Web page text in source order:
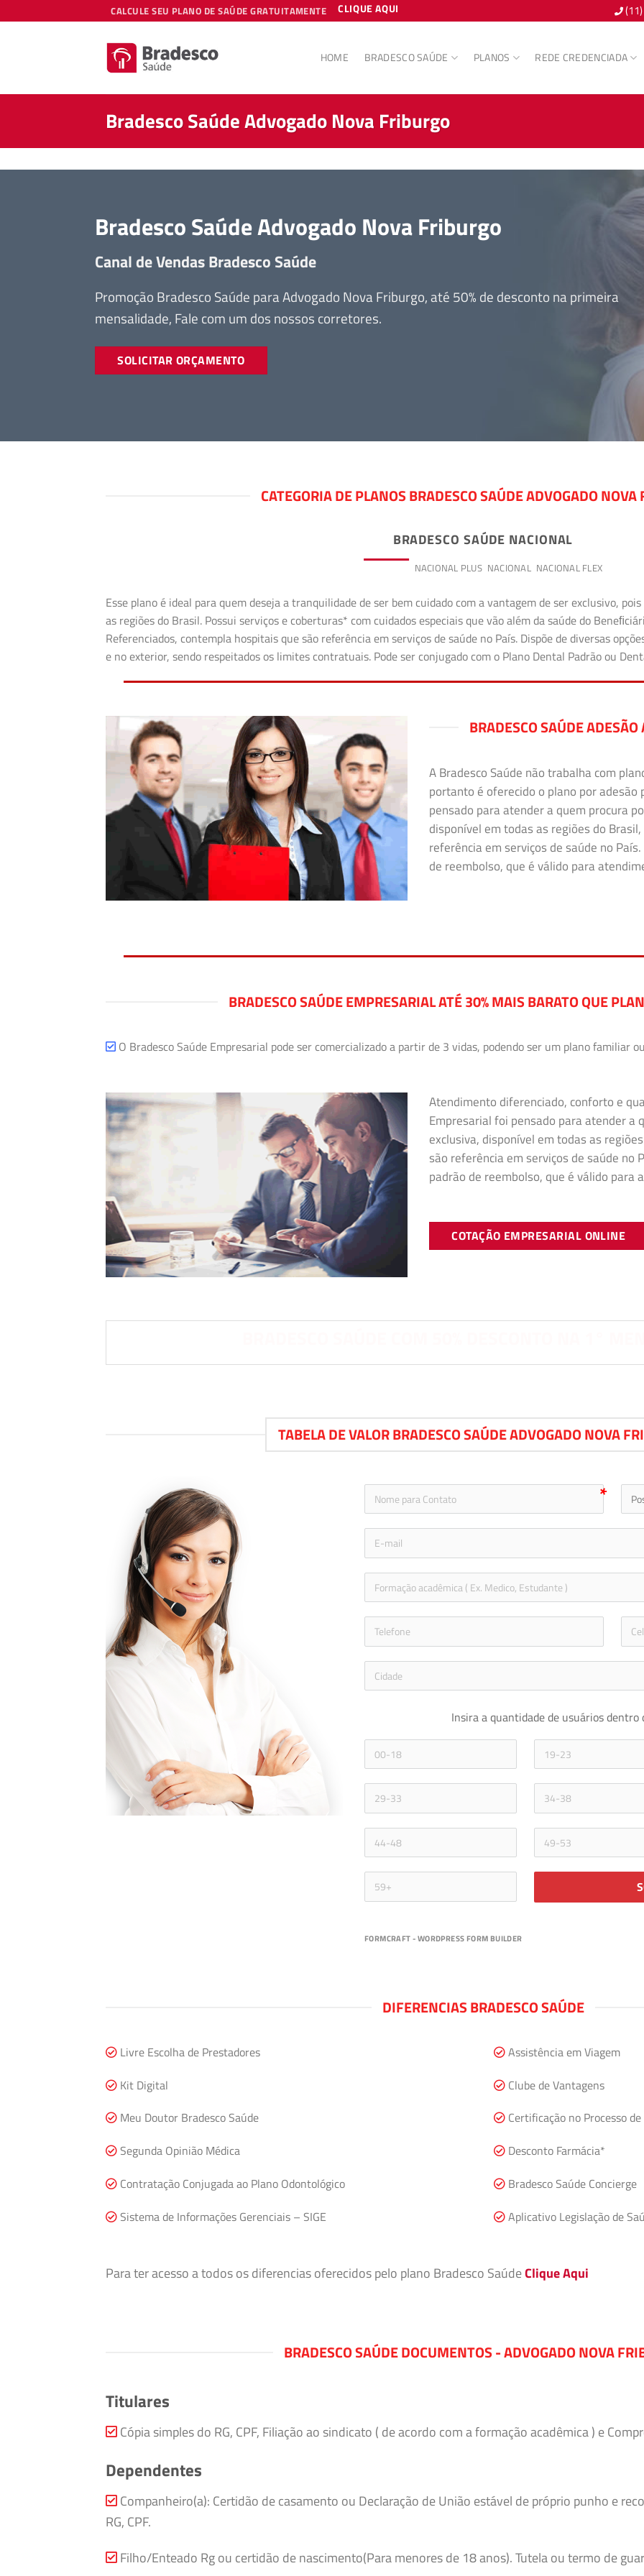
to
CALCULE SEU PLANO DE SAÚDE GRATUITAMENTE CLIQUE AQUI
HOME BRADESCO SAÚDE PLANOS REDE CREDENCIADA
Bradesco Saúde Advogado Nova Friburgo
Bradesco Saúde Advogado Nova Friburgo
Canal de Vendas Bradesco Saúde
Promoção Bradesco Saúde para Advogado Nova Friburgo, até 50% de desconto na primeira
mensalidade, Fale com um dos nossos corretores.
SOLICITAR ORÇAMENTO
CATEGORIA DE PLANOS BRADESCO SAÚDE ADVOGADO NOVA
BRADESCO SAÚDE NACIONAL
NACIONAL PLUS NACIONAL NACIONAL FLEX
Esse plano é ideal para quem deseja a tranquilidade de ser bem cuidado com a vantagem de ser exclusivo,
as regiões do Brasil. Possui serviços e coberturas* com cuidados especiais que vão além da saúde do
Referenciados, contempla hospitais que são referência em serviços de saúde no País. Dispõe de diversas
e no exterior, sendo respeitados os limites contratuais. Pode ser conjugado com o Plano Dental Padrão ou
BRADESCO SAÚDE
A Bradesco Saúde não trabalha com
portanto é oferecido o plano por adesão
pensado para atender a quem procura
disponível em todas as regiões do
referência em serviços de saúde no
de reembolso, que é válido para
BRADESCO SAÚDE EMPRESARIAL ATÉ 30% MAIS BARATO QUE
O Bradesco Saúde Empresarial pode ser comercializado a partir de 3 vidas, podendo ser um plano familiar
Atendimento diferenciado, conforto e
Empresarial foi pensado para atender a
exclusiva, disponível em todas as
são referência em serviços de saúde no
padrão de reembolso, que é válido para
COTAÇÃO EMPRESARIAL ONLINE
TABELA DE VALOR BRADESCO SAÚDE ADVOGADO NOVA
icon-
icon-
Insira a quantidade de usuários dentro
FORMCRAFT - WORDPRESS FORM BUILDER
DIFERENCIAS BRADESCO SAÚDE
Livre Escolha de Prestadores
Kit Digital
Meu Doutor Bradesco Saúde
Segunda Opinião Médica
Contratação Conjugada ao Plano Odontológico
Sistema de Informações Gerenciais – SIGE
Assistência em Viagem
Clube de Vantagens
Certificação no Processo
Desconto Farmácia*
Bradesco Saúde Concierge
Aplicativo Legislação de
Para ter acesso a todos os diferencias oferecidos pelo plano Bradesco SaúdeClique Aqui
BRADESCO SAÚDE DOCUMENTOS - ADVOGADO NOVA
Titulares
Cópia simples do RG, CPF, Filiação ao sindicato ( de acordo com a formação acadêmica ) e
Dependentes
Companheiro(a): Certidão de casamento ou Declaração de União estável de próprio punho e
RG, CPF.
Filho/Enteado Rg ou certidão de nascimento(Para menores de 18 anos). Tutela ou termo de